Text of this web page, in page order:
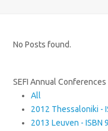
No Posts found.
SEFI Annual
All
2012 Thessaloniki -
2013 Leuven -